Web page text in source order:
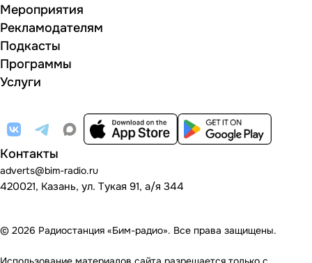
Мероприятия
Рекламодателям
Подкасты
Программы
Услуги
Контакты
adverts@bim-radio.ru
420021, Казань, ул. Тукая 91, а/я 344
© 2026 Радиостанция «Бим-радио». Все права защищены.